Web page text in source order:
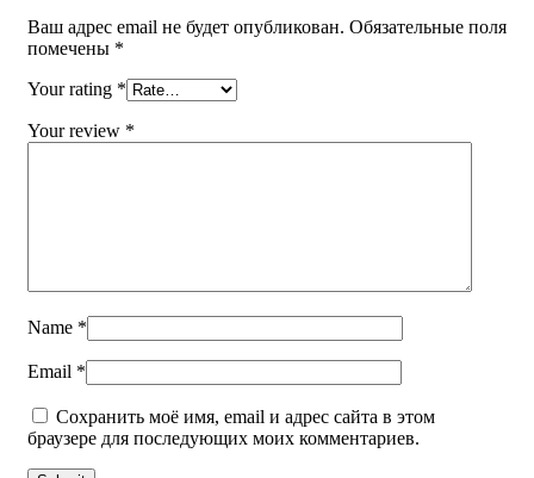
Ваш адрес email не будет опубликован. Обязательные поля
помечены *
Your rating *
Your review *
Name *
Email *
Сохранить моё имя, email и адрес сайта в этом
браузере для последующих моих комментариев.